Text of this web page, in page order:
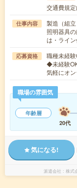
交通費規
仕事内容
製造（組立
照明器具
は・ライ
応募資格
職種未経
◆未経験
気軽にオ
職場の雰囲気
年齢層
20代
気になる!
派遣会社 株式